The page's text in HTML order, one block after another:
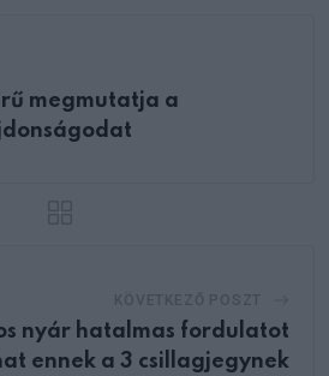
megmutatja a
nyár hatalmas fordulatot
ennek a 3 csillagjegynek